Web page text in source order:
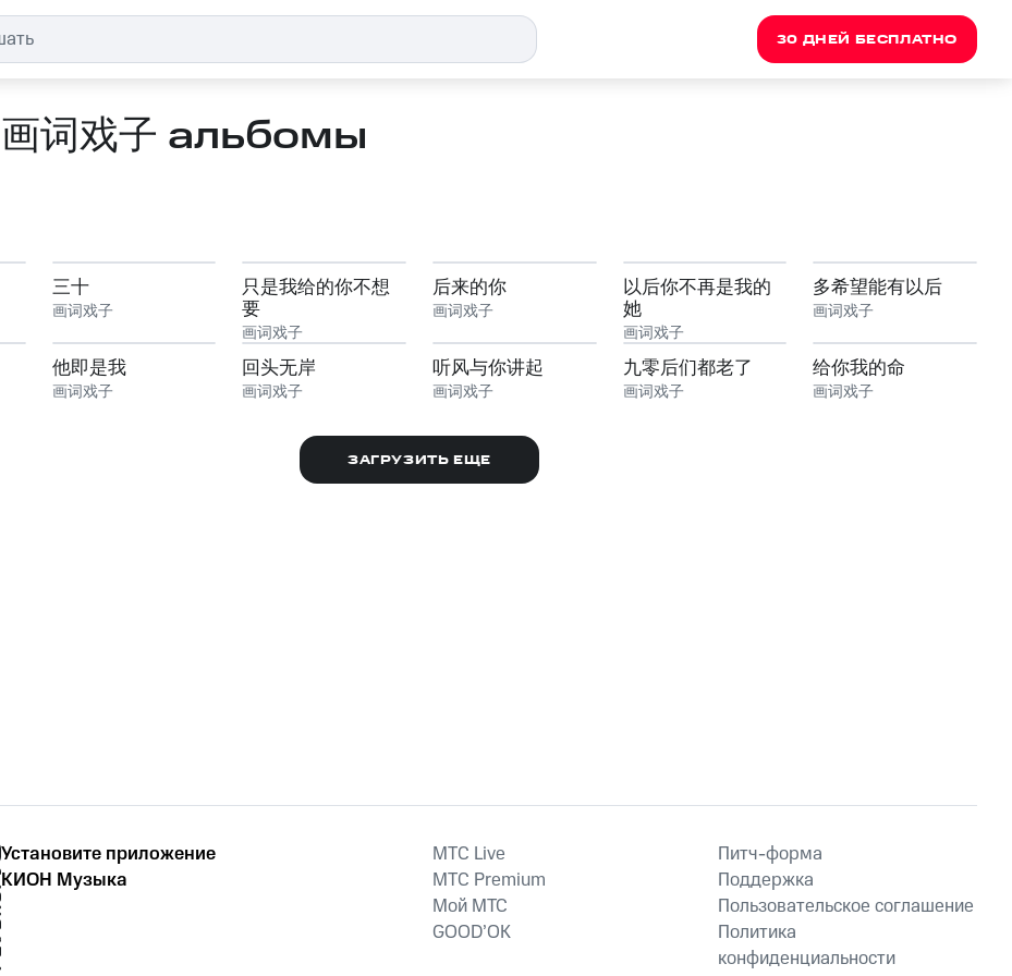
30 ДНЕЙ БЕСПЛАТНО
画词戏子 альбомы
三十
画词戏子
只是我给的你不想
要
画词戏子
后来的你
画词戏子
以后你不再是我的
她
画词戏子
多希望能有以后
画词戏子
他即是我
画词戏子
回头无岸
画词戏子
听风与你讲起
画词戏子
九零后们都老了
画词戏子
给你我的命
画词戏子
ЗАГРУЗИТЬ ЕЩЕ
Установите приложение
КИОН Музыка
MTС Live
MTС Premium
Мой МТС
GOOD’OK
Питч-форма
Поддержка
Пользовательское соглашение
Политика
конфиденциальности